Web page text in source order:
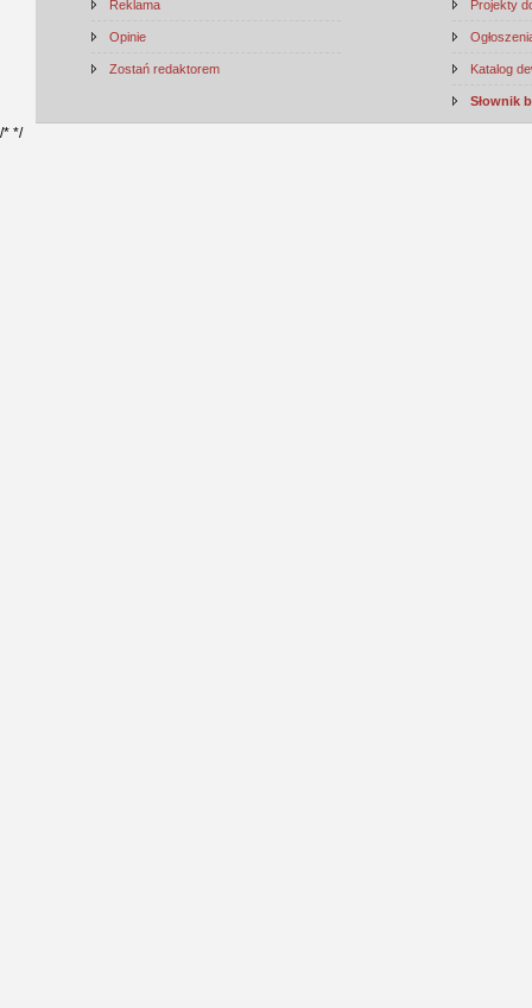
Reklama
Opinie
Zostań redaktorem
Projekty
Katalog
Słownik
/* */